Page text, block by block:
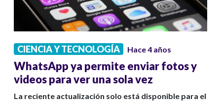
CIENCIA Y TECNOLOGÍA Hace 4 años
WhatsApp ya permite enviar fotos y
videos para ver una sola vez
La reciente actualización solo está disponible para el